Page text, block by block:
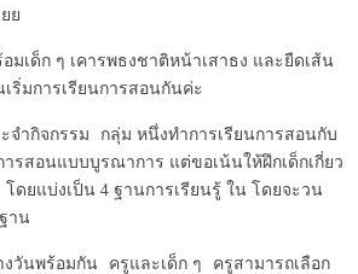
ย
เด็ก ๆ เคารพธงชาติหน้าเสาธง และยืดเส้น
ริ่มการเรียนการสอนกันค่ะ
จำกิจกรรม กลุ่ม หนึ่งทำการเรียนการสอนกับ
ารสอนแบบบูรณาการ แต่ขอเน้นให้ฝึกเด็กเกี่ยว
โดยแบ่งเป็น 4 ฐานการเรียนรู้ ใน โดยจะวน
าน
งวันพร้อมกัน ครูและเด็ก ๆ ครูสามารถเลือก